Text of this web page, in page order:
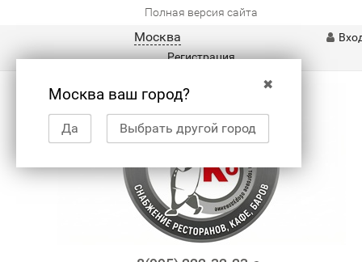
Полная версия сайта
Москва
✖
Москва ваш город?
Да Выбрать другой город
Регистрация